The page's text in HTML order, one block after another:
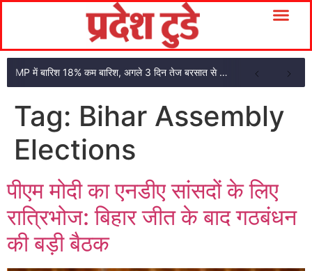
MP में बारिश 18% कम बारिश, अगले 3 दिन तेज बरसात से राहत की उम्मीद
Tag: Bihar Assembly
Elections
पीएम मोदी का एनडीए सांसदों के लिए
रात्रिभोज: बिहार जीत के बाद गठबंधन
की बड़ी बैठक